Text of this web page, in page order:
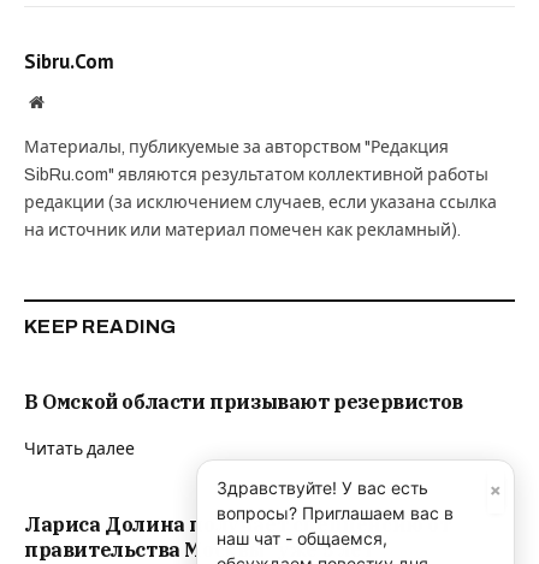
Sibru.Com
Website
Материалы, публикуемые за авторством "Редакция
SibRu.com" являются результатом коллективной работы
редакции (за исключением случаев, если указана ссылка
на источник или материал помечен как рекламный).
KEEP READING
В Омской области призывают резервистов
Читать далее
Лариса Долина получает спецпенсию от
правительства Москвы “уже 5 лет”
×
Здравствуйте! У вас есть
вопросы? Приглашаем вас в
наш чат - общаемся,